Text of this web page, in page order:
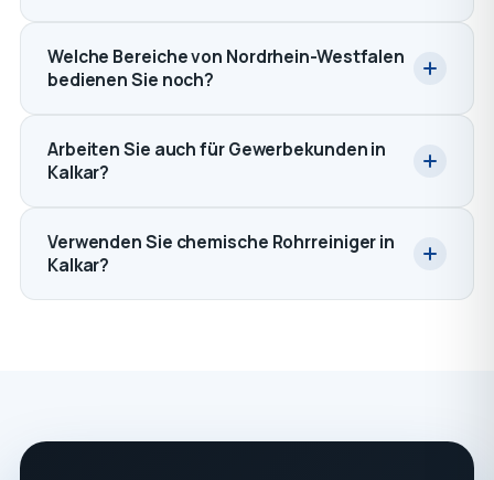
Welche Bereiche von Nordrhein-Westfalen
bedienen Sie noch?
Arbeiten Sie auch für Gewerbekunden in
Kalkar?
Verwenden Sie chemische Rohrreiniger in
Kalkar?